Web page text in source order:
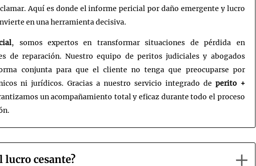
Aquí es donde el informe pericial por daño emergente y lucro
en una herramienta decisiva.
, somos expertos en transformar situaciones de pérdida en
de reparación. Nuestro equipo de peritos judiciales y abogados
conjunta para que el cliente no tenga que preocuparse por
ni jurídicos. Gracias a nuestro servicio integrado de perito +
un acompañamiento total y eficaz durante todo el proceso
lucro cesante?